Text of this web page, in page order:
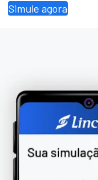
Simule agora